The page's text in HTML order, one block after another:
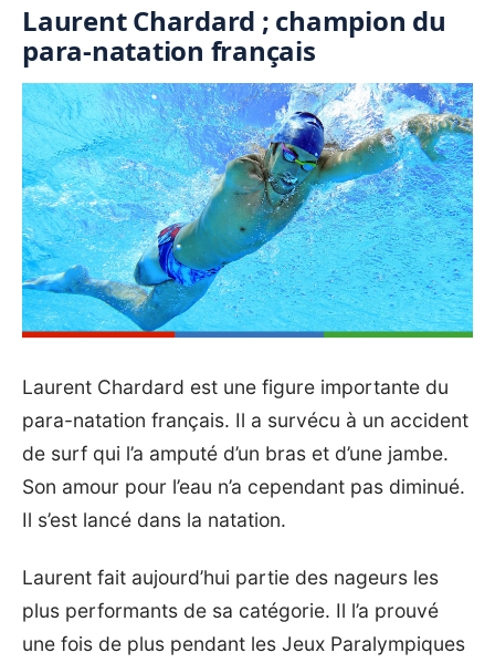
Laurent Chardard ; champion du
para-natation français
Laurent Chardard est une figure importante du
para-natation français. Il a survécu à un accident
de surf qui l’a amputé d’un bras et d’une jambe.
Son amour pour l’eau n’a cependant pas diminué.
Il s’est lancé dans la natation.
Laurent fait aujourd’hui partie des nageurs les
plus performants de sa catégorie. Il l’a prouvé
une fois de plus pendant les Jeux Paralympiques